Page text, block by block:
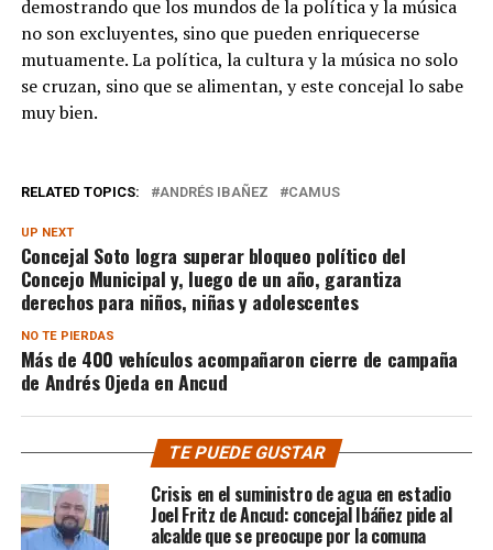
demostrando que los mundos de la política y la música
no son excluyentes, sino que pueden enriquecerse
mutuamente. La política, la cultura y la música no solo
se cruzan, sino que se alimentan, y este concejal lo sabe
muy bien.
RELATED TOPICS: ANDRÉS IBAÑEZ CAMUS
UP NEXT
Concejal Soto logra superar bloqueo político del
Concejo Municipal y, luego de un año, garantiza
derechos para niños, niñas y adolescentes
NO TE PIERDAS
Más de 400 vehículos acompañaron cierre de campaña
de Andrés Ojeda en Ancud
TE PUEDE GUSTAR
Crisis en el suministro de agua en estadio
Joel Fritz de Ancud: concejal Ibáñez pide al
alcalde que se preocupe por la comuna